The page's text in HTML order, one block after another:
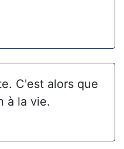
C'est alors que
à la vie.